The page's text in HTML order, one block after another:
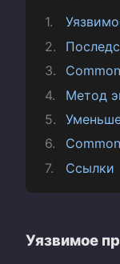
Метод
Ссылки
Уязвимое